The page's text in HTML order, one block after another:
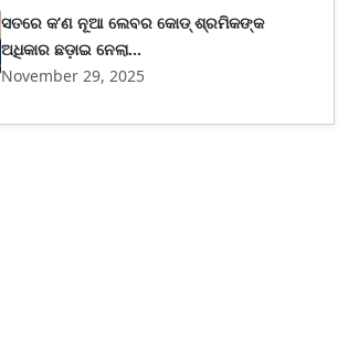
ସତରେ କ’ଣ ନୂଆ ଲେବର କୋଡ୍‌ ଶ୍ରମିକଙ୍କ
ଅଧିକାର ଛଡ଼ାଇ ନେଲା...
November 29, 2025